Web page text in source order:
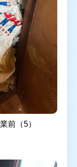
前（5）